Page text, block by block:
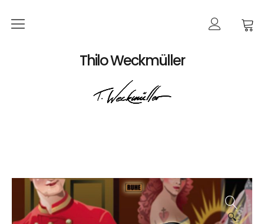
Thilo Weckmüller
Home
EVENTS
Poster
Bücher
🔍